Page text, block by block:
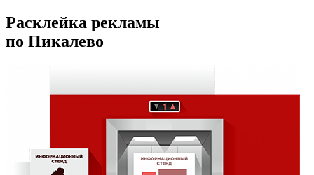
Расклейка рекламы
по Пикалево